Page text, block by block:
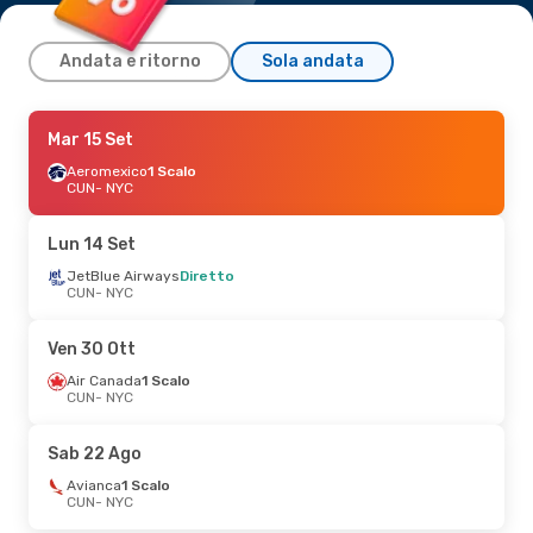
Andata e ritorno Sola andata
Ven 18 Set
JetBlue AirwaysDiretto
CUN- NYC
NYC- CUN
Ven 11 Set- Dom 13 Set
JetBlue Airways
NYC- CUN
American Airlines
CUN- NYC
American Airlines
NYC - CUN
Mar 15 Set
Aeromexico1 Scalo
CUN- NYC
Lun 14 Set
JetBlue AirwaysDiretto
CUN- NYC
Ven 30 Ott
Air Canada1 Scalo
CUN- NYC
Sab 22 Ago
Avianca1 Scalo
CUN- NYC